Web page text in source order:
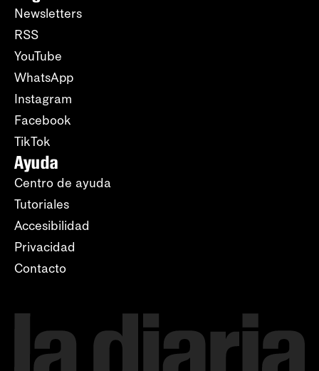
Newsletters
RSS
YouTube
WhatsApp
Instagram
Facebook
TikTok
Ayuda
Centro de ayuda
Tutoriales
Accesibilidad
Privacidad
Contacto